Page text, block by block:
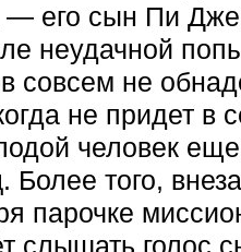
— его сын Пи
неудачной
совсем не
не придет в
человек
Более того,
парочке
слышать голос